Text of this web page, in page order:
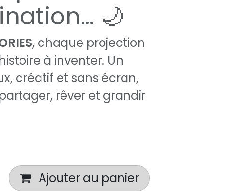
🌙
, chaque projection
à inventer. Un
créatif et sans écran,
rêver et grandir
Ajouter au panier